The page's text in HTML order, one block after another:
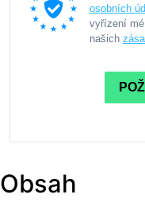
osobních
vyřízení
našich
Obsah